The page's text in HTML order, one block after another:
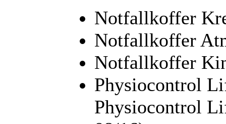
Notfallkoffer
Notfallkoffer
Notfallkoffer
Physiocontrol
Physiocontrol